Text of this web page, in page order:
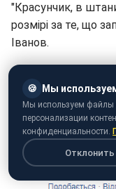
"Красунчик, в
розмірі за те, що
Іванов.
🍪 Мы
Мы используем файлы
персонализации
конфиденциальности.
Отклонить